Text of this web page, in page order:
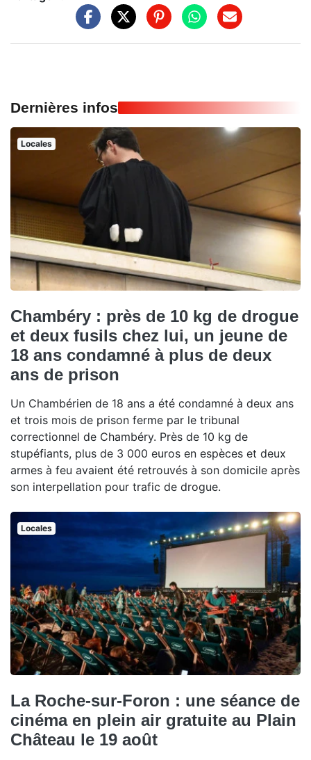
Dernières infos
Locales
Chambéry : près de 10 kg de drogue
et deux fusils chez lui, un jeune de
18 ans condamné à plus de deux
ans de prison
Un Chambérien de 18 ans a été condamné à deux ans
et trois mois de prison ferme par le tribunal
correctionnel de Chambéry. Près de 10 kg de
stupéfiants, plus de 3 000 euros en espèces et deux
armes à feu avaient été retrouvés à son domicile après
son interpellation pour trafic de drogue.
Locales
La Roche-sur-Foron : une séance de
cinéma en plein air gratuite au Plain
Château le 19 août